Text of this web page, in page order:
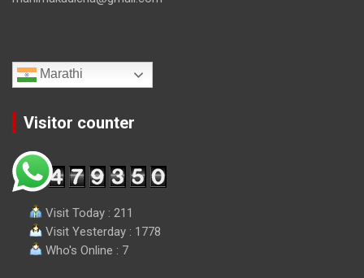
Marathi
Visitor counter
Visit Today : 211
Visit Yesterday : 1778
Who's Online : 7